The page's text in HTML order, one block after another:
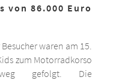
von 86.000 Euro
waren am 15.
zum Motorradkorso
gefolgt. Die